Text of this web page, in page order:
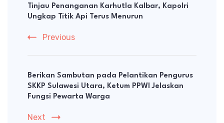
Navigation
Tinjau Penanganan Karhutla Kalbar, Kapolri
Ungkap Titik Api Terus Menurun
Previous
Berikan Sambutan pada Pelantikan Pengurus
SKKP Sulawesi Utara, Ketum PPWI Jelaskan
Fungsi Pewarta Warga
Next